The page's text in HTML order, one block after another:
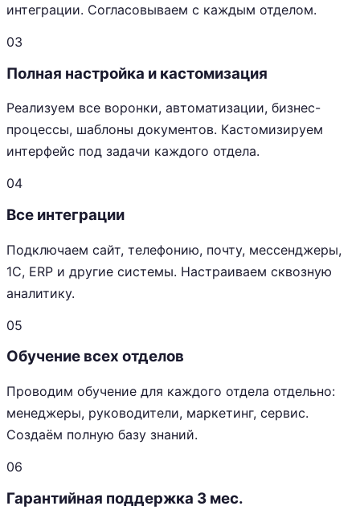
интеграции. Согласовываем с каждым отделом.
03
Полная настройка и кастомизация
Реализуем все воронки, автоматизации, бизнес-
процессы, шаблоны документов. Кастомизируем
интерфейс под задачи каждого отдела.
04
Все интеграции
Подключаем сайт, телефонию, почту, мессенджеры,
1С, ERP и другие системы. Настраиваем сквозную
аналитику.
05
Обучение всех отделов
Проводим обучение для каждого отдела отдельно:
менеджеры, руководители, маркетинг, сервис.
Создаём полную базу знаний.
06
Гарантийная поддержка 3 мес.